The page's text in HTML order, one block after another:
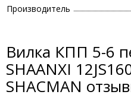
Производитель
Вилка КПП 5-6
SHAANXI
SHACMAN